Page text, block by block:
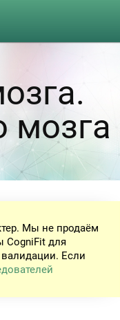
мозга
Мы не продаём
CogniFit для
Если